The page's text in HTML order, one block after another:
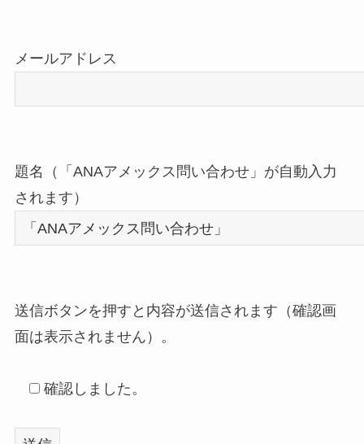
メールアドレス
題名（「ANAアメックス問い合わせ」が自動入力
されます）
送信ボタンを押すと内容が送信されます（確認画
面は表示されません）。
確認しました。